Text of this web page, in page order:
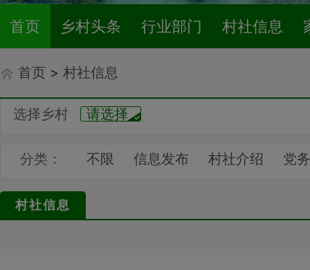
首页 乡村头条 行业部门 村社信息
首页 > 村社信息
选择乡村 请选择
分类： 不限 信息发布 村社介绍
党
村社信息